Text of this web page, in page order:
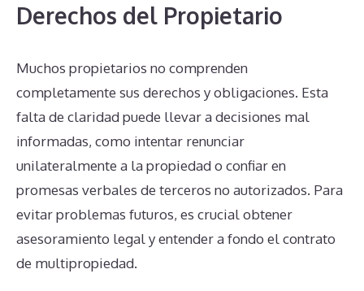
Derechos del Propietario
Muchos propietarios no comprenden
completamente sus derechos y obligaciones. Esta
falta de claridad puede llevar a decisiones mal
informadas, como intentar renunciar
unilateralmente a la propiedad o confiar en
promesas verbales de terceros no autorizados. Para
evitar problemas futuros, es crucial obtener
asesoramiento legal y entender a fondo el contrato
de multipropiedad.